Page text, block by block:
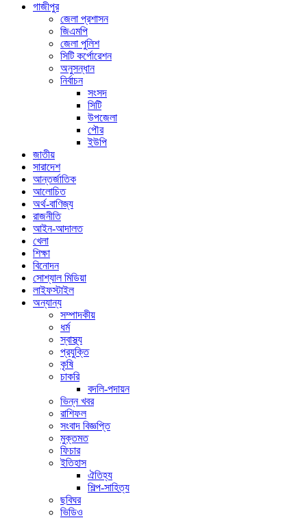
গাজীপুর
জেলা প্রশাসন
জিএমপি
জেলা পুলিশ
সিটি কর্পোরেশন
অনুসন্ধান
নির্বাচন
সংসদ
সিটি
উপজেলা
পৌর
ইউপি
জাতীয়
সারাদেশ
আন্তর্জাতিক
আলোচিত
অর্থ-বাণিজ্য
রাজনীতি
আইন-আদালত
খেলা
শিক্ষা
বিনোদন
সোশ্যাল মিডিয়া
লাইফস্টাইল
অন্যান্য
সম্পাদকীয়
ধর্ম
স্বাস্থ্য
প্রযুক্তি
কৃষি
চাকরি
বদলি-পদায়ন
ভিন্ন খবর
রাশিফল
সংবাদ বিজ্ঞপ্তি
মুক্তমত
ফিচার
ইতিহাস
ঐতিহ্য
শিল্প-সাহিত্য
ছবিঘর
ভিডিও